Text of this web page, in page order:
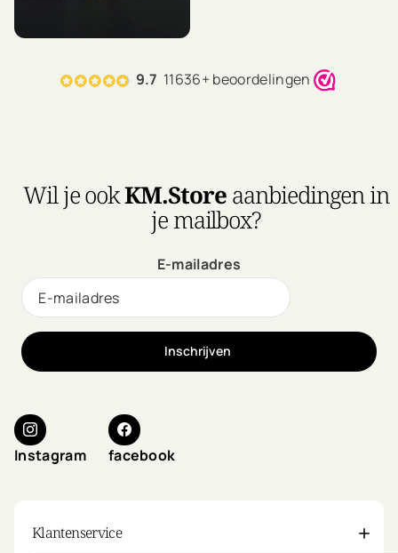
voortaan voorzien van
een hele hoop glamour.
9.7 11636+ beoordelingen
Wil je ookKM.Storeaanbiedingen in
je mailbox?
E-mailadres
Inschrijven
Instagram facebook
Klantenservice